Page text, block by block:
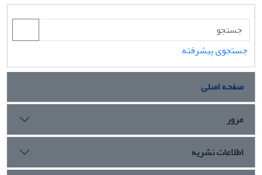
جستجوی پیشرفته
صفحه اصلی
مرور
اطلاعات نشریه